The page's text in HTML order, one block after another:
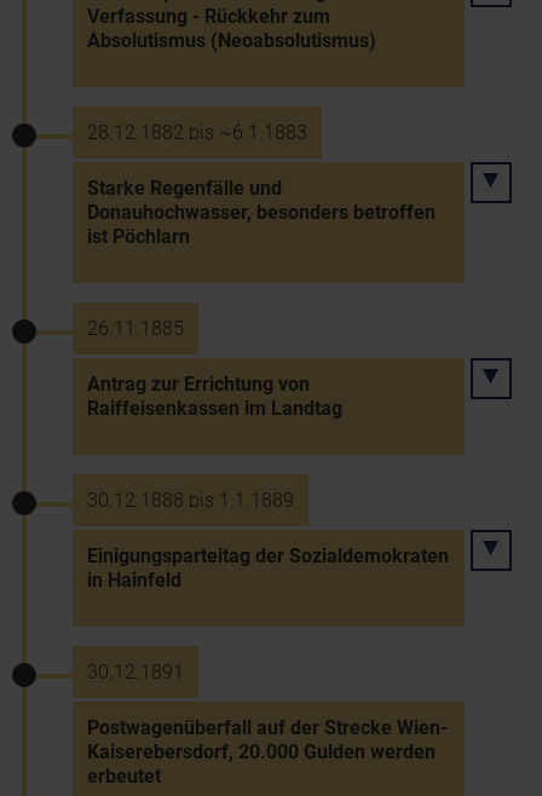
Verfassung - Rückkehr zum
Absolutismus (Neoabsolutismus)
28.12.1882 bis ~6.1.1883
Starke Regenfälle und
Donauhochwasser, besonders betroffen
ist Pöchlarn
26.11.1885
Antrag zur Errichtung von
Raiffeisenkassen im Landtag
30.12.1888 bis 1.1.1889
Einigungsparteitag der Sozialdemokraten
in Hainfeld
30.12.1891
Postwagenüberfall auf der Strecke Wien-
Kaiserebersdorf, 20.000 Gulden werden
erbeutet